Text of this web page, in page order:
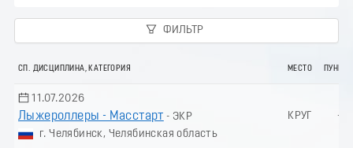
ФИЛЬТР
СП. ДИСЦИПЛИНА, КАТЕГОРИЯ МЕСТО
11.07.2026
Лыжероллеры - Масстарт - ЭКР
г. Челябинск, Челябинская область
КРУГ -